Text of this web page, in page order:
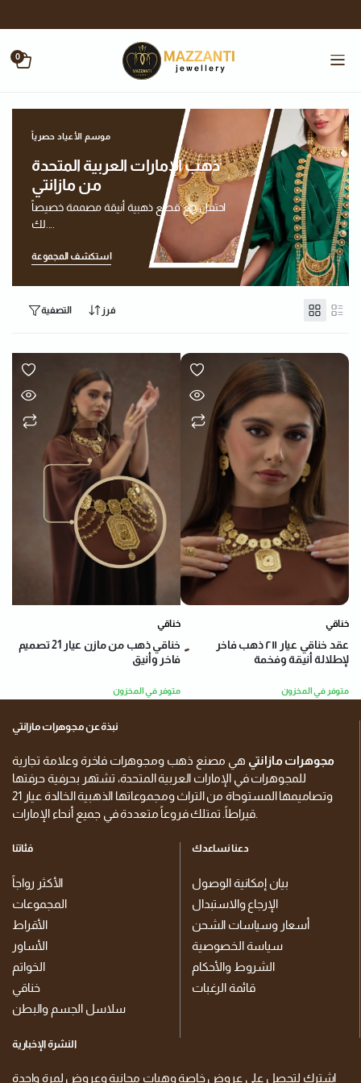
0
موسم الأعياد حصرياً
ذهب الإمارات العربية المتحدة
من مازانتي
احتفل مع قطع ذهبية أنيقة مصممة خصيصاً
استكشف المجموعة
التصفية فرز
خناقي
خناقي ذهب من مازن عيار 21 تصميم
فاخر وأنيق
متوفر في المخزون
خناقي
عقد خناقي عيار ٢١١ ذهب فاخر
لإطلالة أنيقة وفخمة
متوفر في المخزون
نبذة عن مجوهرات مازانتي
مجوهرات مازانتي هي مصنع ذهب ومجوهرات فاخرة وعلامة تجارية
للمجوهرات في الإمارات العربية المتحدة، تشتهر بحرفية حرفتها
وتصاميمها المستوحاة من التراث ومجموعاتها الذهبية الخالدة عيار 21
فئاتنا
الأكثر رواجاً
المجموعات
الأقراط
الأساور
الخواتم
خناقي
سلاسل الجسم والبطن
دعنا نساعدك
بيان إمكانية الوصول
الإرجاع والاستبدال
أسعار وسياسات الشحن
سياسة الخصوصية
الشروط والأحكام
قائمة الرغبات
النشرة الإخبارية
اشترك لتحصل على عروض خاصة وهبات مجانية وعروض لمرة واحدة